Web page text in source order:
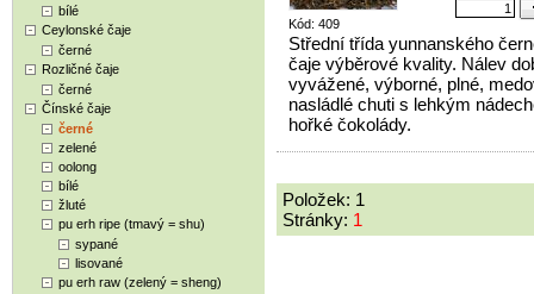
bílé
Ceylonské čaje
černé
Rozličné čaje
černé
Čínské čaje
černé
zelené
oolong
bílé
žluté
pu erh ripe (tmavý = shu)
sypané
lisované
pu erh raw (zelený = sheng)
Kód: 409
Střední třída yunnanského
čaje výběrové kvality. Nálev
vyvážené, výborné, plné,
nasládlé chuti s lehkým
hořké čokolády.
Položek: 1
Stránky: 1